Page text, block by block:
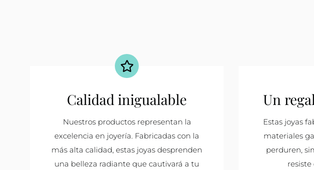
Calidad inigualable
Nuestros productos representan la
excelencia en joyería. Fabricadas con la
más alta calidad, estas joyas desprenden
una belleza radiante que cautivará a tu
Un
Estas joyas
materiales
perduren,